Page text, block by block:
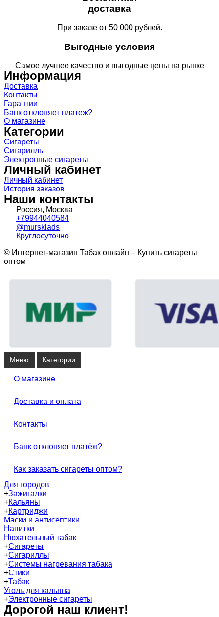
доставка
При заказе от 50 000 рублей.
Выгодные условия
Самое лучшее качество и выгодные цены на рынке
Информация
Доставка
Контакты
Гарантии
Банк отклоняет платеж?
О магазине
Категории
Сигареты
Сигариллы
Электронные сигареты
Личный кабинет
Личный кабинет
История заказов
Наши контакты
Россия, Москва
+79944040584
@mursklads
Круглосуточно
© Интернет-магазин Табак онлайн – Купить сигареты
оптом
Меню Категории
О магазине
Доставка и оплата
Контакты
Банк отклоняет платёж?
Как заказать сигареты оптом?
Для городов
+Зажигалки
+Кальяны
+Картриджи
Маски и антисептики
Напитки
Нюхательный табак
+Сигареты
+Сигариллы
+Системы нагревания табака
+Стики
+Табак
Уголь для кальяна
+Электронные сигареты
Дорогой наш клиент!